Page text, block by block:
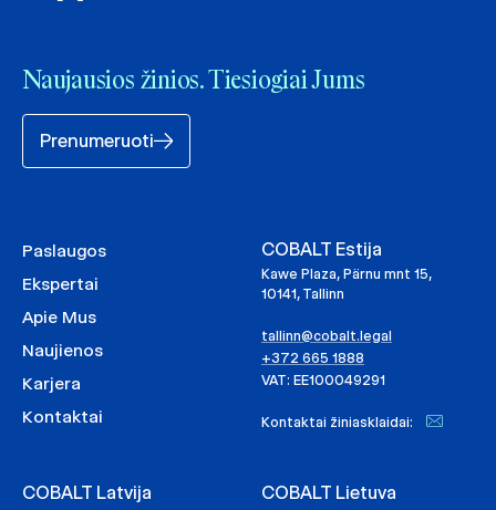
Naujausios žinios. Tiesiogiai Jums
Prenumeruoti
Paslaugos
Ekspertai
Apie Mus
Naujienos
Karjera
Kontaktai
COBALT Estija
Kawe Plaza, Pärnu mnt 15,
10141, Tallinn
tallinn@cobalt.legal
+372 665 1888
VAT: EE100049291
Kontaktai žiniasklaidai:
COBALT Latvija COBALT Lietuva